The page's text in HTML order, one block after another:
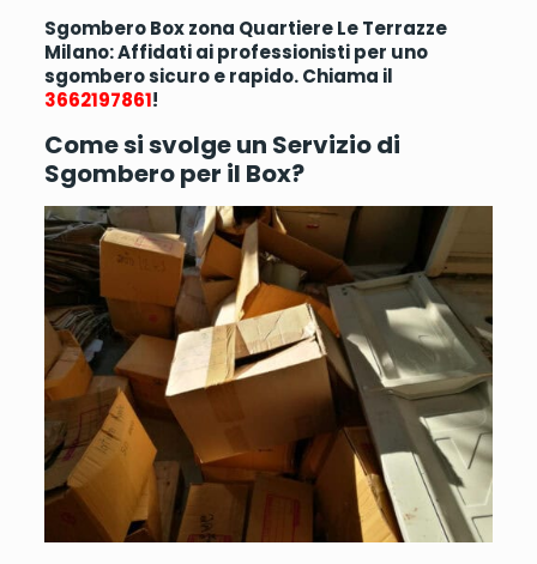
Sgombero Box zona Quartiere Le Terrazze
Milano: Affidati ai professionisti per uno
sgombero sicuro e rapido. Chiama il
3662197861!
Come si svolge un Servizio di
Sgombero per il Box?